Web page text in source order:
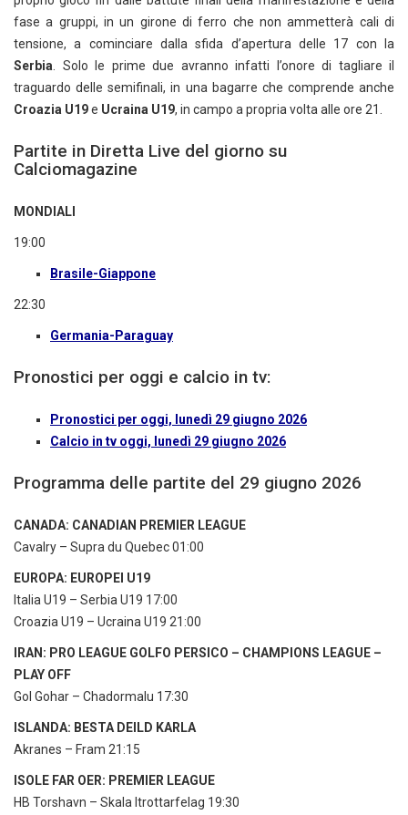
fase a gruppi, in un girone di ferro che non ammetterà cali di
tensione, a cominciare dalla sfida d’apertura delle 17 con la
Serbia . Solo le prime due avranno infatti l’onore di tagliare il
traguardo delle semifinali, in una bagarre che comprende anche
Croazia U19e Ucraina U19, in campo a propria volta alle ore 21.
Partite in Diretta Live del giorno su
Calciomagazine
MONDIALI
19:00
Brasile-Giappone
22:30
Germania-Paraguay
Pronostici per oggi e calcio in tv:
Pronostici per oggi, lunedì 29 giugno 2026
Calcio in tv oggi, lunedì 29 giugno 2026
Programma delle partite del 29 giugno 2026
CANADA: CANADIAN PREMIER LEAGUE
Cavalry – Supra du Quebec 01:00
EUROPA: EUROPEI U19
Italia U19 – Serbia U19 17:00
Croazia U19 – Ucraina U19 21:00
IRAN: PRO LEAGUE GOLFO PERSICO – CHAMPIONS LEAGUE –
PLAY OFF
Gol Gohar – Chadormalu 17:30
ISLANDA: BESTA DEILD KARLA
Akranes – Fram 21:15
ISOLE FAR OER: PREMIER LEAGUE
HB Torshavn – Skala Itrottarfelag 19:30